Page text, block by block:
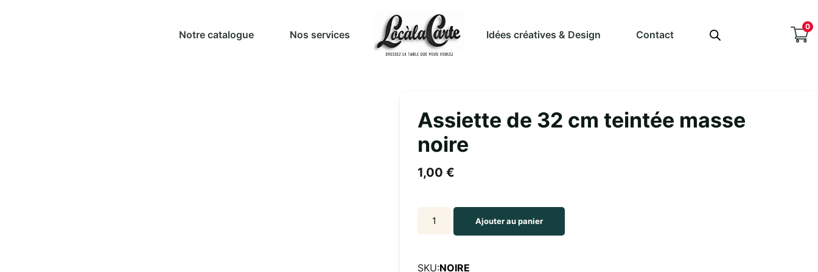
Notre catalogue Nos services Idées créatives & Design Contact
0
Assiette de 32 cm teintée masse
noire
1,00€
Assiette
cm
Ajouter au panier
SKU:NOIRE